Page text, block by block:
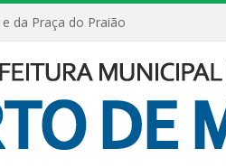
da Praça do Praião